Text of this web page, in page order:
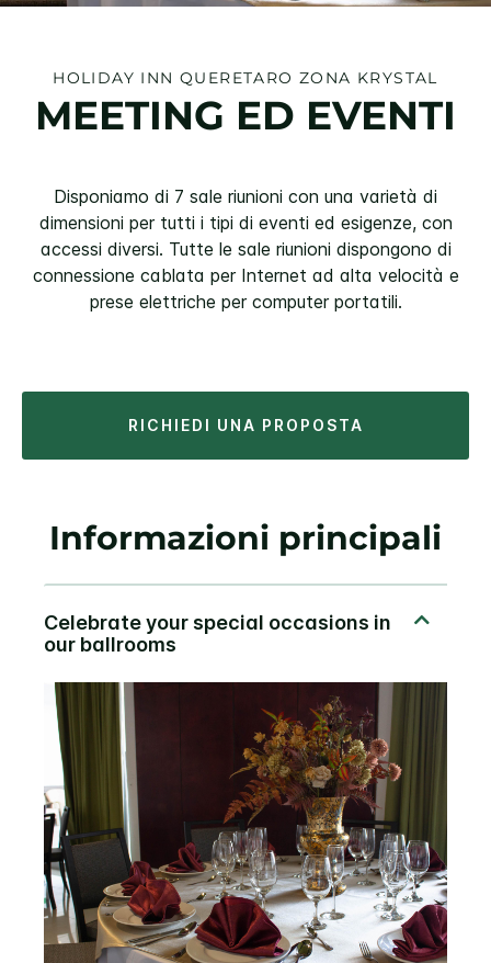
HOLIDAY INN QUERETARO ZONA KRYSTAL
MEETING ED EVENTI
Disponiamo di 7 sale riunioni con una varietà di
dimensioni per tutti i tipi di eventi ed esigenze, con
accessi diversi. Tutte le sale riunioni dispongono di
connessione cablata per Internet ad alta velocità e
prese elettriche per computer portatili.
RICHIEDI UNA PROPOSTA
Informazioni principali